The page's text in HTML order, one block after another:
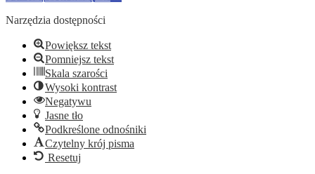
Narzędzia dostępności
Powiększ tekst
Pomniejsz tekst
Skala szarości
Wysoki kontrast
Negatywu
Jasne tło
Podkreślone odnośniki
Czytelny krój pisma
Resetuj